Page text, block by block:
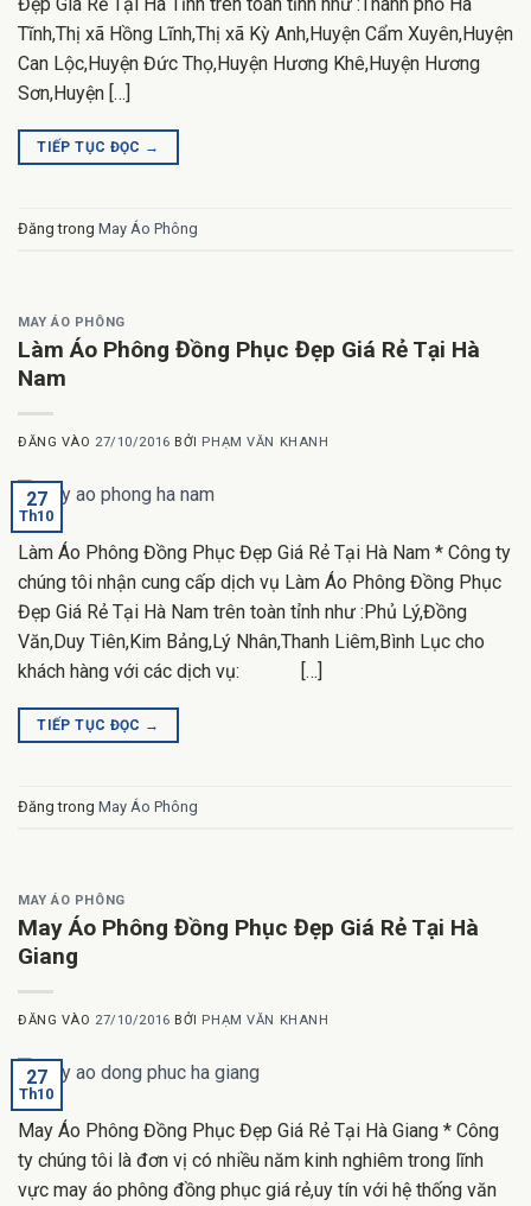
Tĩnh,Thị xã Hồng Lĩnh,Thị xã Kỳ Anh,Huyện Cẩm Xuyên,Huyện
Can Lộc,Huyện Đức Thọ,Huyện Hương Khê,Huyện Hương
Sơn,Huyện […]
TIẾP TỤC ĐỌC →
Đăng trong May Áo Phông
MAY ÁO PHÔNG
Làm Áo Phông Đồng Phục Đẹp Giá Rẻ Tại Hà
Nam
ĐĂNG VÀO 27/10/2016 BỞI PHẠM VĂN KHANH
27
Th10
Làm Áo Phông Đồng Phục Đẹp Giá Rẻ Tại Hà Nam * Công ty
chúng tôi nhận cung cấp dịch vụ Làm Áo Phông Đồng Phục
Đẹp Giá Rẻ Tại Hà Nam trên toàn tỉnh như :Phủ Lý,Đồng
Văn,Duy Tiên,Kim Bảng,Lý Nhân,Thanh Liêm,Bình Lục cho
khách hàng với các dịch vụ: […]
TIẾP TỤC ĐỌC →
Đăng trong May Áo Phông
MAY ÁO PHÔNG
May Áo Phông Đồng Phục Đẹp Giá Rẻ Tại Hà
Giang
ĐĂNG VÀO 27/10/2016 BỞI PHẠM VĂN KHANH
27
Th10
May Áo Phông Đồng Phục Đẹp Giá Rẻ Tại Hà Giang * Công
ty chúng tôi là đơn vị có nhiều năm kinh nghiêm trong lĩnh
vực may áo phông đồng phục giá rẻ,uy tín với hệ thống văn